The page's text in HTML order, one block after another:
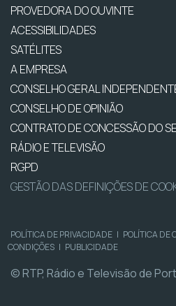
PROVEDORA DO OUVINTE
ACESSIBILIDADES
SATÉLITES
A EMPRESA
CONSELHO GERAL
CONSELHO DE OPINIÃO
CONTRATO DE CONCESSÃO DO
RÁDIO E TELEVISÃO
RGPD
GESTÃO DAS DEFINIÇÕES DE
POLÍTICA DE PRIVACIDADE | POLÍTICA DE
CONDIÇÕES | PUBLICIDADE
© RTP, Rádio e Televisão de